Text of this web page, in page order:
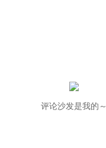
评论沙发是我的～